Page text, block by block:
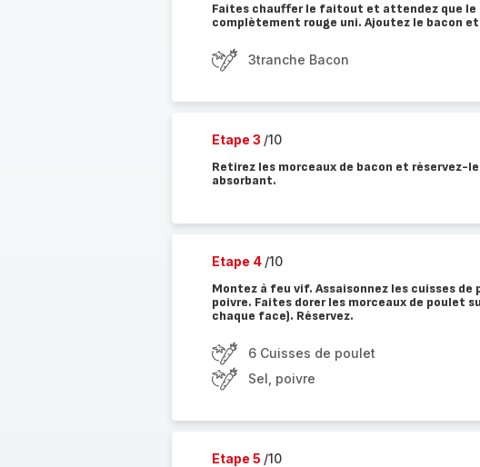
Faites chauffer le faitout et attendez que le
complètement rouge uni. Ajoutez le bacon
3tranche Bacon
Etape 3 /10
Retirez les morceaux de bacon et réservez-
absorbant.
Etape 4 /10
Montez à feu vif. Assaisonnez les cuisses
poivre. Faites dorer les morceaux de poulet
chaque face). Réservez.
6 Cuisses de poulet
Sel, poivre
Etape 5 /10